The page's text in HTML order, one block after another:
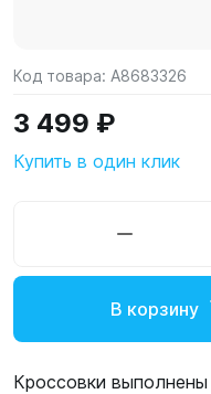
Код товара: A8683326
3 499 ₽
Купить в один клик
В корзину
Кроссовки